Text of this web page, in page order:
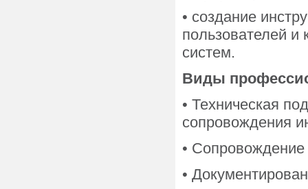
• создание
пользователей
систем.
Виды
• Техническая
сопровождения
• Сопровождение
•